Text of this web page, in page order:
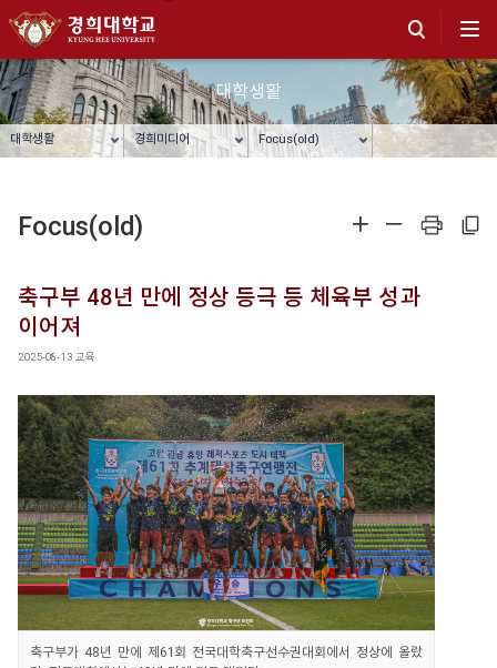
대학생활
대학생활 경희미디어 Focus(old)
확대
축소
프린트
주소복사
Focus(old)
축구부 48년 만에 정상 등극 등 체육부 성과
이어져
2025-08-13 교육
축구부가 48년 만에 제61회 전국대학축구선수권대회에서 정상에 올랐